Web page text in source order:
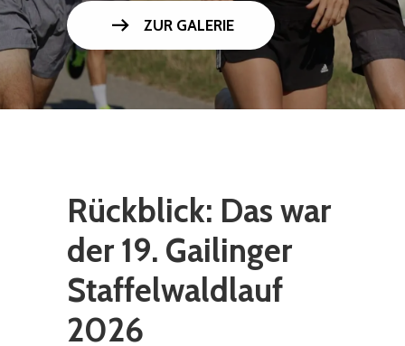
arrow_right_alt ZUR GALERIE
Rückblick: Das war
der 19. Gailinger
Staffelwaldlauf
2026